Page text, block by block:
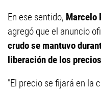
En ese sentido, Marcelo
agregó que el anuncio
crudo se mantuvo
liberación de los
"El precio se fijará en la